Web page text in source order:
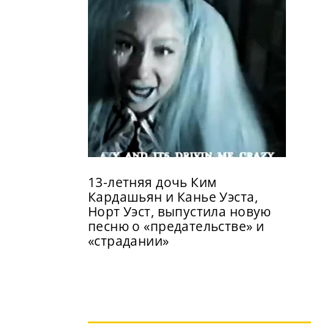
13-летняя дочь Ким
Кардашьян и Канье Уэста,
Норт Уэст, выпустила новую
песню о «предательстве» и
«страдании»